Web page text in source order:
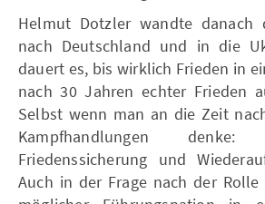
Helmut Dotzler wandte danach
nach Deutschland und in die
dauert es, bis wirklich Frieden in
nach 30 Jahren echter Frieden
Selbst wenn man an die Zeit
Kampfhandlungen
Friedenssicherung und
Auch in der Frage nach der Rolle